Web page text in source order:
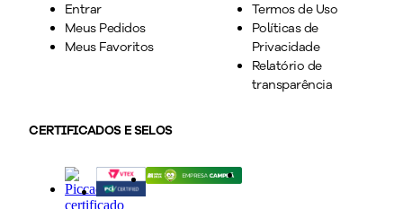
Entrar
Meus Pedidos
Meus Favoritos
Termos de Uso
Políticas de
Privacidade
Relatório de
transparência
CERTIFICADOS E SELOS